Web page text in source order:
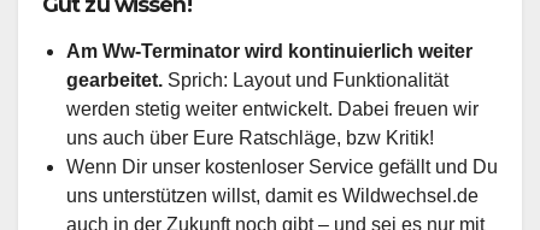
Am Ww-Terminator wird kontinuierlich weiter
gearbeitet. Sprich: Layout und Funktionalität
werden stetig weiter entwickelt. Dabei freuen wir
uns auch über Eure Ratschläge, bzw Kritik!
Wenn Dir unser kostenloser Service gefällt und Du
uns unterstützen willst, damit es Wildwechsel.de
auch in der Zukunft noch gibt – und sei es nur mit